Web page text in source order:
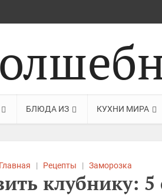
БЛЮДА ИЗ КУХНИ МИРА
Главная | Рецепты | Заморозка
клубнику: 5